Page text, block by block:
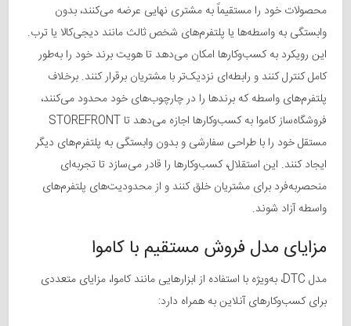
محصولات خود را مستقیماً به مشتری نهایی عرضه می‌کنند، بدون
وابستگی به واسطه‌ها یا پلتفرم‌های شخص ثالث مانند دیجی‌کالا یا ترب.
این رویکرد به کسب‌وکارها امکان می‌دهد تا هویت برند خود را به‌طور
کامل کنترل کنند و رابطه‌ای نزدیک‌تر با مشتریان برقرار کنند. برخلاف
پلتفرم‌های واسطه که برندها را در چارچوب‌های خود محدود می‌کنند،
فروشگاه‌ساز کاموا به کسب‌وکارها اجازه می‌دهد تا STOREFRONT
مستقل خود را با طراحی سفارشی و بدون وابستگی به پلتفرم‌های دیگر
ایجاد کنند. این استقلال، کسب‌وکارها را قادر می‌سازد تا تجربه‌ای
منحصربه‌فرد برای مشتریان خلق کنند و از محدودیت‌های پلتفرم‌های
واسطه آزاد شوند.
مزایای مدل فروش مستقیم با کاموا
مدل DTC، به‌ویژه با استفاده از ابزارهایی مانند کاموا، مزایای متعددی
برای کسب‌وکارهای آنلاین به همراه دارد: